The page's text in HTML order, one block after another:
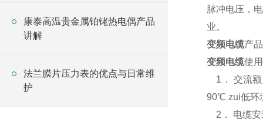
康泰高温贵金属铂铑热电偶产品
讲解
法兰膜片压力表的优点与日常维
护
脉冲电压，
业。
变频电缆产
变频电缆使
1． 交流额
90℃ zui低环
2． 电缆安